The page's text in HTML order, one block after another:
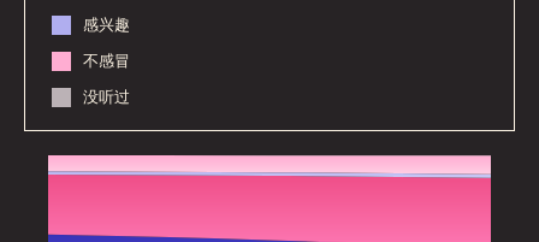
感兴趣
不感冒
没听过
2019 2020 2021